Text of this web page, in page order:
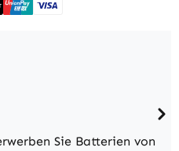
Sie Batterien von